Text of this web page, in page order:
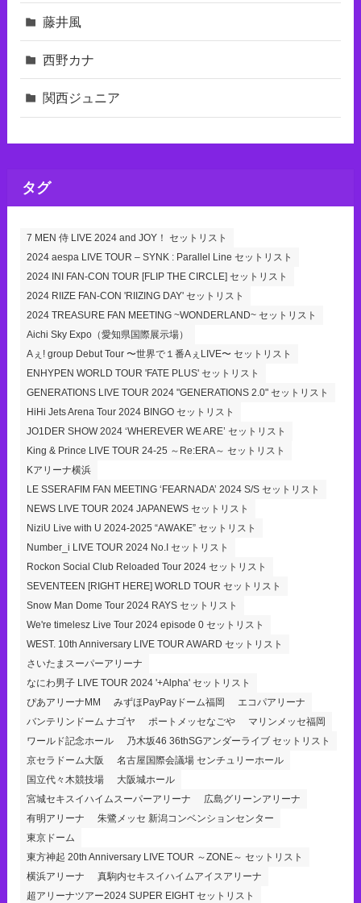
藤井風
西野カナ
関西ジュニア
タグ
7 MEN 侍 LIVE 2024 and JOY！ セットリスト
2024 aespa LIVE TOUR – SYNK : Parallel Line セットリスト
2024 INI FAN-CON TOUR [FLIP THE CIRCLE] セットリスト
2024 RIIZE FAN-CON 'RIIZING DAY' セットリスト
2024 TREASURE FAN MEETING ~WONDERLAND~ セットリスト
Aichi Sky Expo（愛知県国際展示場）
Aぇ! group Debut Tour 〜世界で１番AぇLIVE〜 セットリスト
ENHYPEN WORLD TOUR 'FATE PLUS' セットリスト
GENERATIONS LIVE TOUR 2024 "GENERATIONS 2.0" セットリスト
HiHi Jets Arena Tour 2024 BINGO セットリスト
JO1DER SHOW 2024 ‘WHEREVER WE ARE’ セットリスト
King & Prince LIVE TOUR 24-25 ～Re:ERA～ セットリスト
Kアリーナ横浜
LE SSERAFIM FAN MEETING ‘FEARNADA’ 2024 S/S セットリスト
NEWS LIVE TOUR 2024 JAPANEWS セットリスト
NiziU Live with U 2024-2025 “AWAKE” セットリスト
Number_i LIVE TOUR 2024 No.I セットリスト
Rockon Social Club Reloaded Tour 2024 セットリスト
SEVENTEEN [RIGHT HERE] WORLD TOUR セットリスト
Snow Man Dome Tour 2024 RAYS セットリスト
We're timelesz Live Tour 2024 episode 0 セットリスト
WEST. 10th Anniversary LIVE TOUR AWARD セットリスト
さいたまスーパーアリーナ
なにわ男子 LIVE TOUR 2024 '+Alpha' セットリスト
ぴあアリーナMM
みずほPayPayドーム福岡
エコパアリーナ
バンテリンドーム ナゴヤ
ポートメッセなごや
マリンメッセ福岡
ワールド記念ホール
乃木坂46 36thSGアンダーライブ セットリスト
京セラドーム大阪
名古屋国際会議場 センチュリーホール
国立代々木競技場
大阪城ホール
宮城セキスイハイムスーパーアリーナ
広島グリーンアリーナ
有明アリーナ
朱鷺メッセ 新潟コンベンションセンター
東京ドーム
東方神起 20th Anniversary LIVE TOUR ～ZONE～ セットリスト
横浜アリーナ
真駒内セキスイハイムアイスアリーナ
超アリーナツアー2024 SUPER EIGHT セットリスト